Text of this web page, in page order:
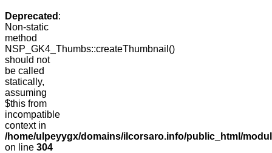
Deprecated :
Non-static
method
NSP_GK4_Thumbs::createThumbnail()
should not
be called
statically,
assuming
$this from
incompatible
context in
/home/ulpeyygx/domains/ilcorsaro.info/public_html/
on line 304